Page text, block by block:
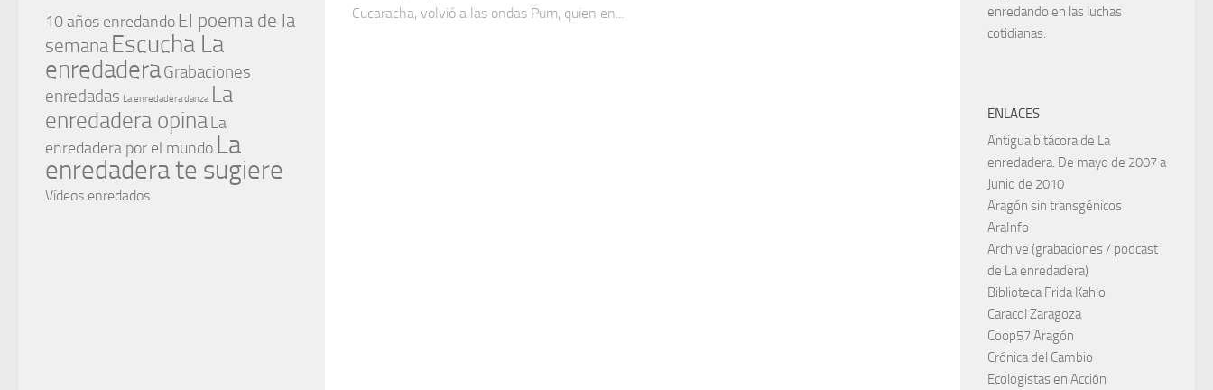
Cucaracha, volvió a las ondas Pum, quien en...
10 años enredando El poema de la
semana Escucha La
enredaderaGrabaciones
enredadas La enredadera danza La
enredadera opina La
enredadera por el mundo La
enredadera te sugiere
Vídeos enredados
enredando en las luchas
cotidianas.
ENLACES
Antigua bitácora de La
enredadera. De mayo de 2007 a
Junio de 2010
Aragón sin transgénicos
AraInfo
Archive (grabaciones / podcast
de La enredadera)
Biblioteca Frida Kahlo
Caracol Zaragoza
Coop57 Aragón
Crónica del Cambio
Ecologistas en Acción